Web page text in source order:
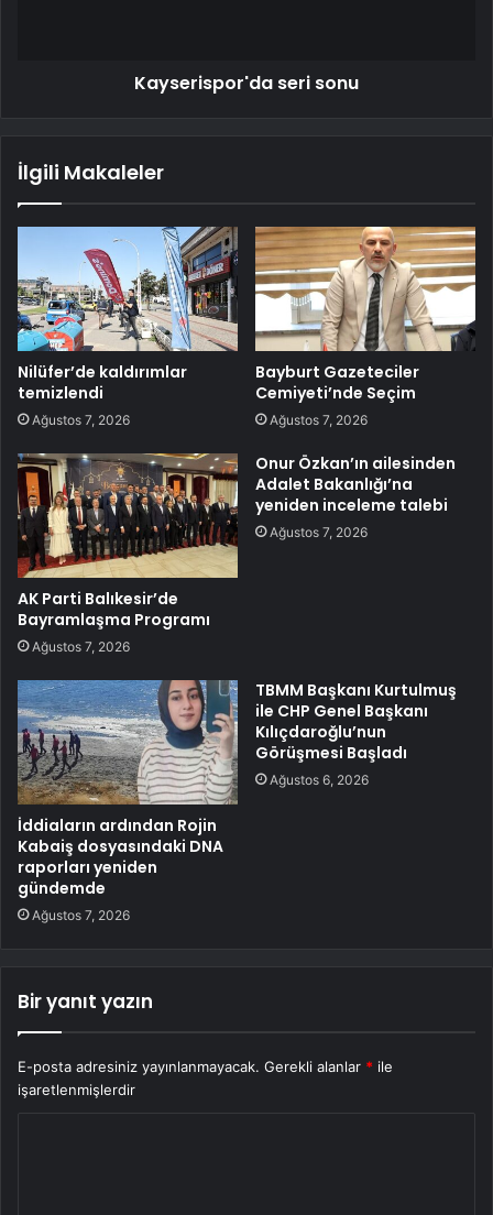
Kayserispor'da seri sonu
İlgili Makaleler
Nilüfer’de kaldırımlar
temizlendi
Ağustos 7, 2026
Bayburt Gazeteciler
Cemiyeti’nde Seçim
Ağustos 7, 2026
AK Parti Balıkesir’de
Bayramlaşma Programı
Ağustos 7, 2026
Onur Özkan’ın ailesinden
Adalet Bakanlığı’na
yeniden inceleme talebi
Ağustos 7, 2026
İddiaların ardından Rojin
Kabaiş dosyasındaki DNA
raporları yeniden
gündemde
Ağustos 7, 2026
TBMM Başkanı Kurtulmuş
ile CHP Genel Başkanı
Kılıçdaroğlu’nun
Görüşmesi Başladı
Ağustos 6, 2026
Bir yanıt yazın
E-posta adresiniz yayınlanmayacak. Gerekli alanlar * ile
işaretlenmişlerdir